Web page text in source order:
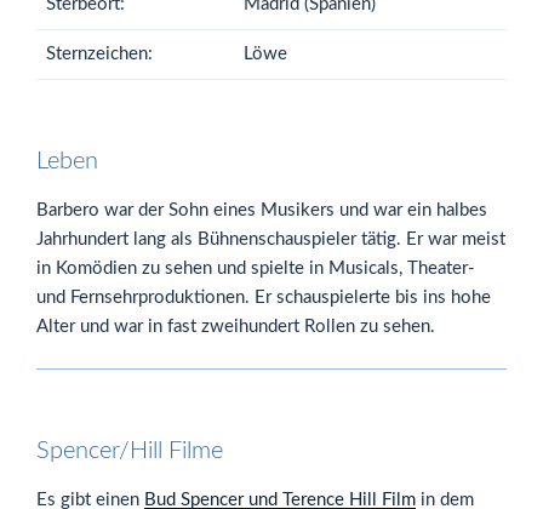
Sterbeort: Madrid (Spanien)
Sternzeichen: Löwe
Leben
Barbero war der Sohn eines Musikers und war ein halbes
Jahrhundert lang als Bühnenschauspieler tätig. Er war meist
in Komödien zu sehen und spielte in Musicals, Theater-
und Fernsehrproduktionen. Er schauspielerte bis ins hohe
Alter und war in fast zweihundert Rollen zu sehen.
Spencer/Hill Filme
Es gibt einen Bud Spencer und Terence Hill Film in dem